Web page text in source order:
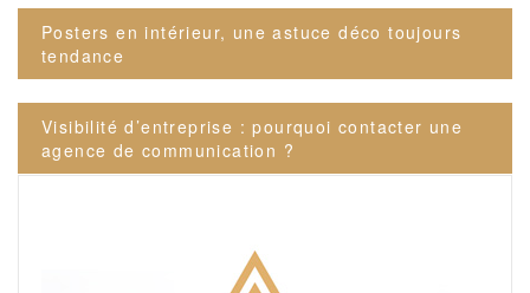
Navigation
de
l’article
Posters en intérieur, une astuce déco toujours
tendance
Visibilité d’entreprise : pourquoi contacter une
agence de communication ?